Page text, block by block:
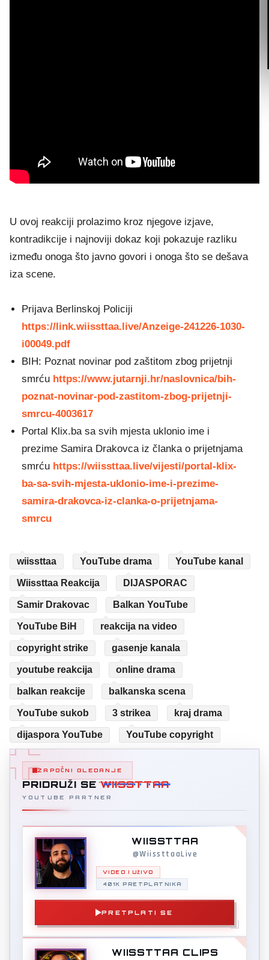
U ovoj reakciji prolazimo kroz njegove izjave,
kontradikcije i najnoviji dokaz koji pokazuje razliku
između onoga što javno govori i onoga što se dešava
iza scene.
Prijava Berlinskoj Policiji
https://link.wiissttaa.live/Anzeige-241226-1030-
i00049.pdf
BIH: Poznat novinar pod zaštitom zbog prijetnji
smrću https://www.jutarnji.hr/naslovnica/bih-
poznat-novinar-pod-zastitom-zbog-prijetnji-
smrcu-4003617
Portal Klix.ba sa svih mjesta uklonio ime i
prezime Samira Drakovca iz članka o prijetnjama
smrću https://wiissttaa.live/vijesti/portal-klix-
ba-sa-svih-mjesta-uklonio-ime-i-prezime-
samira-drakovca-iz-clanka-o-prijetnjama-
smrcu
wiissttaa YouTube drama YouTube kanal
Wiissttaa Reakcija DIJASPORAC
Samir Drakovac Balkan YouTube
YouTube BiH reakcija na video
copyright strike gasenje kanala
youtube reakcija online drama
balkan reakcije balkanska scena
YouTube sukob 3 strikea kraj drama
dijaspora YouTube YouTube copyright
ZAPOČNI GLEDANJE
PRIDRUŽI SEWIISSTTAA
YOUTUBE PARTNER
WIISSTTAA
@WiissttaaLive
VIDEO I UŽIVO
401K PRETPLATNIKA
PRETPLATI SE
WIISSTTAA CLIPS